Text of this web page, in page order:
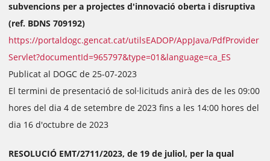
subvencions per a projectes d'innovació oberta i disruptiva
(ref. BDNS 709192)
https://portaldogc.gencat.cat/utilsEADOP/AppJava/PdfProvider
Servlet?documentId=965797&type=01&language=ca_ES
Publicat al DOGC de 25-07-2023
El termini de presentació de sol·licituds anirà des de les 09:00
hores del dia 4 de setembre de 2023 fins a les 14:00 hores del
dia 16 d'octubre de 2023
RESOLUCIÓ EMT/2711/2023, de 19 de juliol, per la qual